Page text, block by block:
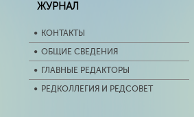
ЖУРНАЛ
КОНТАКТЫ
ОБЩИЕ СВЕДЕНИЯ
ГЛАВНЫЕ РЕДАКТОРЫ
РЕДКОЛЛЕГИЯ И РЕДСОВЕТ